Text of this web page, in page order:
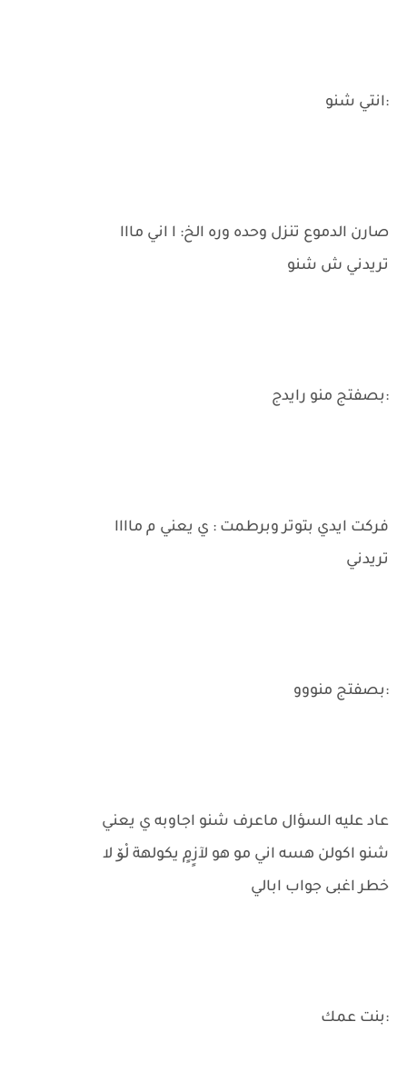
:انتي شنو
صارن الدموع تنزل وحده وره الخ: ا اني مااا
تريدني ش شنو
:بصفتج منو رايدج
فركت ايدي بتوتر وبرطمت : ي يعني م ماااا
تريدني
:بصفتج منووو
عاد عليه السؤال ماعرف شنو اجاوبه ي يعني
شنو اكولن هسه اني مو هو لآزٍمٍ يكولهة لْۆ لا
خطر اغبى جواب ابالي
:بنت عمك